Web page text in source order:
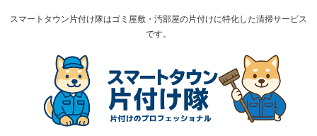
スマートタウン片付け隊はゴミ屋敷・汚部屋の片付けに特化した清掃サービス
です。